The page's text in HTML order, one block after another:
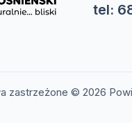
tel:
zastrzeżone © 2026